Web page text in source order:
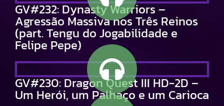
GV#232: Dynasty Warriors –
Agressão Massiva nos Três Reinos
(part. Tengu do Jogabilidade e
Felipe Pepe)
GV#230: Dragon Quest III HD-2D –
Um Herói, um Palhaço e um Carioca